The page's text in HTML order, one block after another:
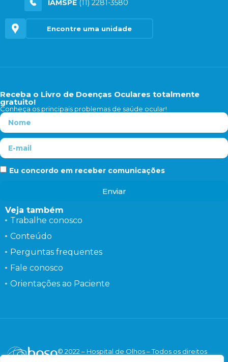
IAMSPE (11) 2281-3580
Encontre uma unidade
Receba o Livro de Doenças Oculares totalmente
gratuito!
Conheça os principais problemas de saúde ocular!
Eu concordo em receber comunicações
Enviar
Veja também
Trabalhe conosco
Conteúdo
Perguntas frequentes
Fale conosco
Orientações ao Paciente
© 2022 – Hospital de Olhos – Todos os direitos